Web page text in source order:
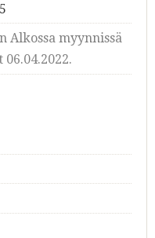
Alkossa myynnissä